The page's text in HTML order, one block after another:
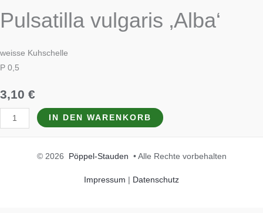
Pulsatilla vulgaris ‚Alba‘
weisse Kuhschelle
P 0,5
3,10 €
IN DEN WARENKORB
© 2026 Pöppel-Stauden • Alle Rechte vorbehalten
Impressum | Datenschutz